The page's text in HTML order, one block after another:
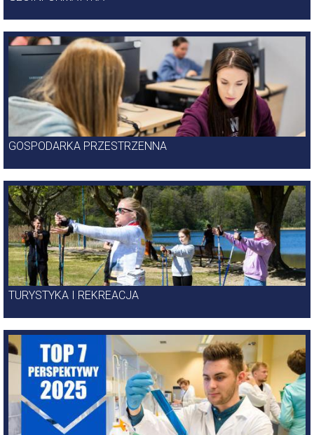
GOSPODARKA PRZESTRZENNA
TURYSTYKA I REKREACJA